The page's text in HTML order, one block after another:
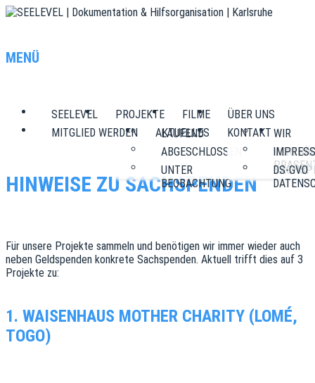
SEELEVEL | DOKUMENTATION &
MENÜ
SEELEVEL
PROJEKTE
LAUFEND
ABGESCHLOSSEN
UNTER
BEOBACHTUNG
FILME
ÜBER UNS
WIR
MITGLIED WERDEN AKTUELLES
KONTAKT
DS-GVO
HINWEISE ZU SACHSPENDEN
Für unsere Projekte sammeln und benötigen wir immer wieder auch
neben Geldspenden konkrete Sachspenden. Aktuell trifft dies auf 3
Projekte zu:
1. WAISENHAUS MOTHER CHARITY (LOMÉ,
TOGO)